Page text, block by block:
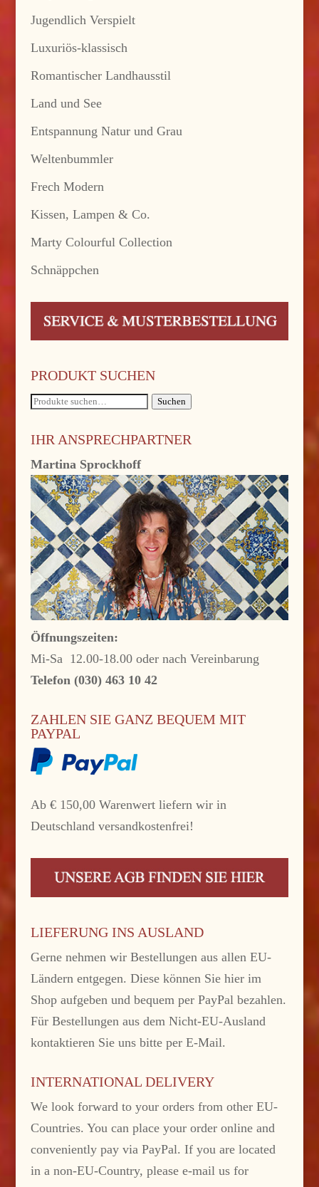
Jugendlich Verspielt
Luxuriös-klassisch
Romantischer Landhausstil
Land und See
Entspannung Natur und Grau
Weltenbummler
Frech Modern
Kissen, Lampen & Co.
Marty Colourful Collection
Schnäppchen
PRODUKT SUCHEN
Suche
Suchen
IHR ANSPRECHPARTNER
Martina Sprockhoff
Öffnungszeiten:
Mi-Sa 12.00-18.00 oder nach Vereinbarung
Telefon (030) 463 10 42
ZAHLEN SIE GANZ BEQUEM MIT
PAYPAL
Ab € 150,00 Warenwert liefern wir in
Deutschland versandkostenfrei!
LIEFERUNG INS AUSLAND
Gerne nehmen wir Bestellungen aus allen EU-
Ländern entgegen. Diese können Sie hier im
Shop aufgeben und bequem per PayPal bezahlen.
Für Bestellungen aus dem Nicht-EU-Ausland
kontaktieren Sie uns bitte per E-Mail.
INTERNATIONAL DELIVERY
We look forward to your orders from other EU-
Countries. You can place your order online and
conveniently pay via PayPal. If you are located
in a non-EU-Country, please e-mail us for